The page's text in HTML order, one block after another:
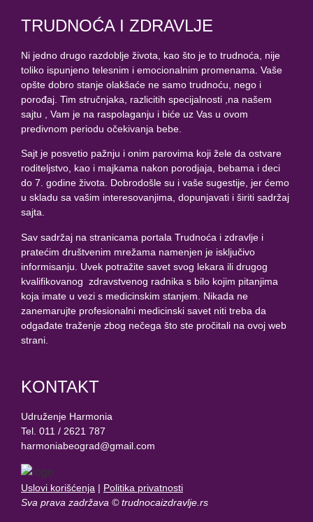
TRUDNOĆA I ZDRAVLJE
Ni jedno drugo razdoblje života, kao što je to trudnoća, nije
toliko ispunjeno telesnim i emocionalnim promenama. Vaše
opšte dobro stanje olakšaće ne samo trudnoću, nego i
porođaj. Tim stručnjaka, razlicitih specijalnosti ,na našem
sajtu , Vam je na raspolaganju i biće uz Vas u ovom
predivnom periodu očekivanja bebe.
Sajt je posvetio pažnju i onim parovima koji žele da ostvare
roditeljstvo, kao i majkama nakon porodjaja, bebama i deci
do 7. godine života. Dobrodošle su i vaše sugestije, jer ćemo
u skladu sa vašim interesovanjima, dopunjavati i širiti sadržaj
sajta.
Sav sadržaj na stranicama portala Trudnoća i zdravlje i
pratećim društvenim mrežama namenjen je isključivo
informisanju. Uvek potražite savet svog lekara ili drugog
kvalifikovanog zdravstvenog radnika s bilo kojim pitanjima
koja imate u vezi s medicinskim stanjem. Nikada ne
zanemarujte profesionalni medicinski savet niti treba da
odgađate traženje zbog nečega što ste pročitali na ovoj web
strani.
KONTAKT
Udruženje Harmonia
Tel. 011 / 2621 787
harmoniabeograd@gmail.com
Uslovi korišćenja | Politika privatnosti
Sva prava zadržava © trudnocaizdravlje.rs